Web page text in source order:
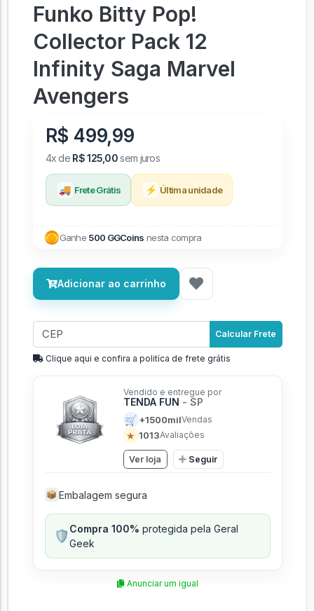
Funko Bitty Pop!
Collector Pack 12
Infinity Saga Marvel
Avengers
R$ 499,99
4x de R$ 125,00sem juros
🚚 Frete Grátis ⚡ Última unidade
Ganhe 500 GGCoins nesta compra
Adicionar ao carrinho
Calcular Frete
Clique aqui e confira a politíca de frete grátis
Vendido e entregue por
TENDA FUN - SP
🛒 +1500milVendas
★ 1013Avaliações
Ver loja Seguir
📦 Embalagem segura
🛡️Compra 100% protegida pela Geral
Geek
Anunciar um igual